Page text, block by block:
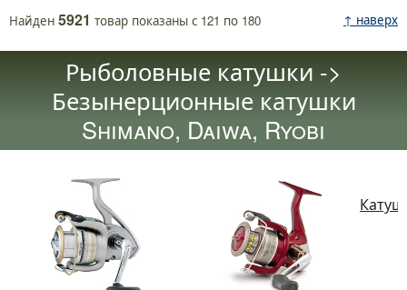
Найден 5921 товар показаны с 121 по 180 ↑ наверх
Рыболовные катушки ->
Безынерционные катушки
Shimano, Daiwa, Ryobi